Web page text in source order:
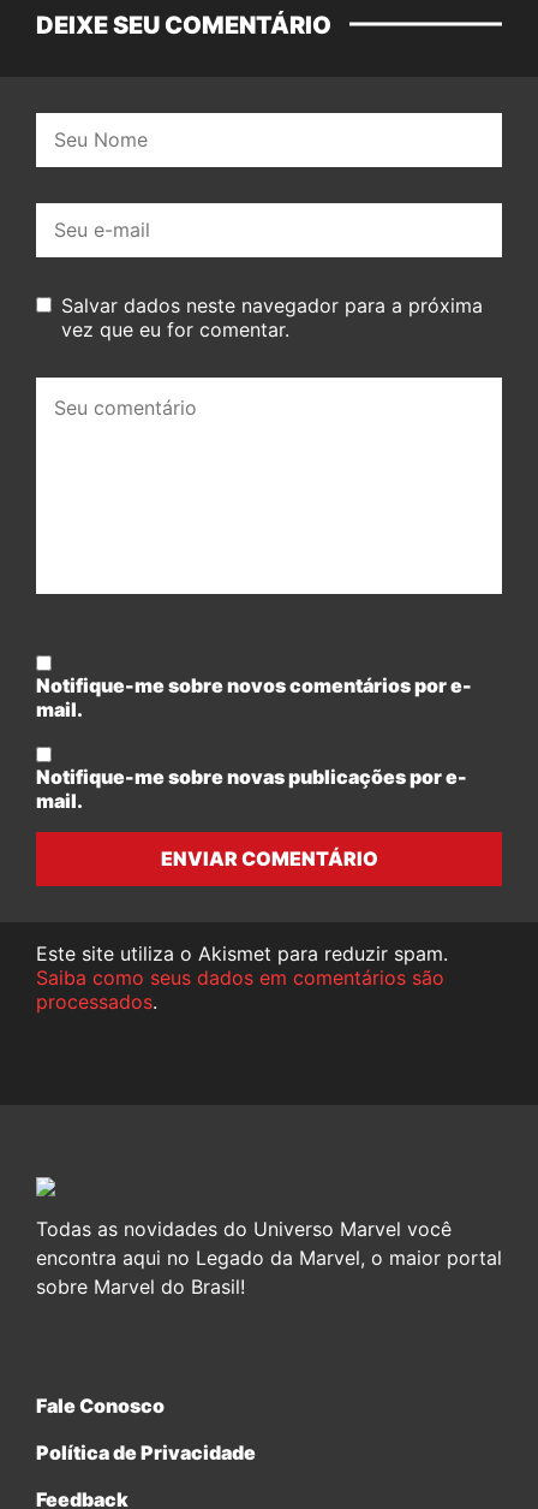
DEIXE SEU COMENTÁRIO
mail:
Salvar dados neste navegador para a próxima
vez que eu for comentar.
comentário:
Notifique-me sobre novos comentários por e-
mail.
Notifique-me sobre novas publicações por e-
mail.
ENVIAR COMENTÁRIO
Este site utiliza o Akismet para reduzir spam.
Saiba como seus dados em comentários são
processados.
Todas as novidades do Universo Marvel você
encontra aqui no Legado da Marvel, o maior portal
sobre Marvel do Brasil!
Fale Conosco
Política de Privacidade
Feedback